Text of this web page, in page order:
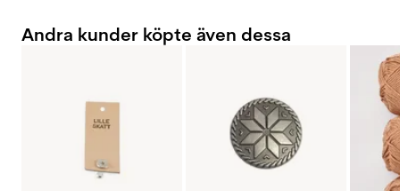
Andra kunder köpte även dessa